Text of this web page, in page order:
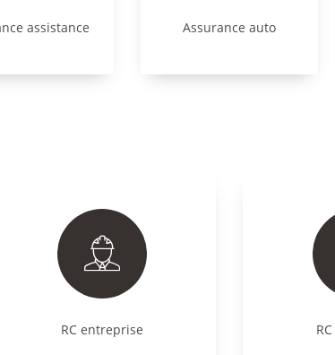
assistance
Assurance auto
RC entreprise